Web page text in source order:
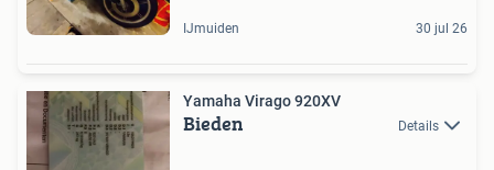
IJmuiden 30 jul 26
Yamaha Virago 920XV
Bieden Details